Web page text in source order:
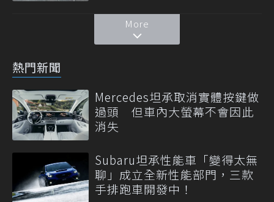
More
熱門新聞
Mercedes坦承取消實體按鍵做
過頭 但車內大螢幕不會因此
消失
Subaru坦承性能車「變得太無
聊」成立全新性能部門，三款
手排跑車開發中！